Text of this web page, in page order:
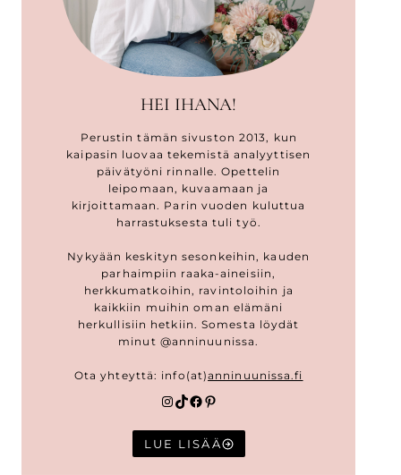
HEI IHANA!
Perustin tämän sivuston 2013, kun
kaipasin luovaa tekemistä analyyttisen
päivätyöni rinnalle. Opettelin
leipomaan, kuvaamaan ja
kirjoittamaan. Parin vuoden kuluttua
harrastuksesta tuli työ.
Nykyään keskityn sesonkeihin, kauden
parhaimpiin raaka-aineisiin,
herkkumatkoihin, ravintoloihin ja
kaikkiin muihin oman elämäni
herkullisiin hetkiin. Somesta löydät
minut @anninuunissa.
Ota yhteyttä: info(at)anninuunissa.fi
Instagram
TikTok
Facebook
Pinterest
LUE LISÄÄ